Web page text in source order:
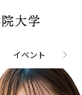
イベント